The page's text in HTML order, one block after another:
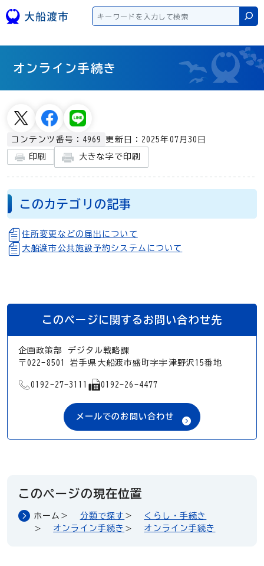
検索
オンライン手続き
コンテンツ番号：4969 更新日：2025年07月30日
印刷 大きな字で印刷
このカテゴリの記事
住所変更などの届出について
大船渡市公共施設予約システムについて
このページに関するお問い合わせ先
企画政策部 デジタル戦略課
〒022-8501 岩手県大船渡市盛町字宇津野沢15番地
TEL
0192-27-3111 FAX
0192-26-4477
メールでのお問い合わせ
このページの現在位置
ホーム 分類で探す
くらし・手続き
オンライン手続き
オンライン手続き